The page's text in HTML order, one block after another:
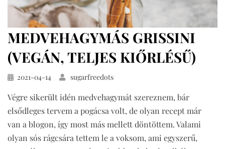
MEDVEHAGYMÁS GRISSINI
(VEGÁN, TELJES KIŐRLÉSŰ)
Közzétéve
2021-04-14 sugarfreedots
Végre sikerült idén medvehagymát szereznem, bár
elsődleges tervem a pogácsa volt, de olyan recept már
van a blogon, így most más mellett döntöttem. Valami
olyan sós rágcsára tettem le a voksom, ami egyszerű,